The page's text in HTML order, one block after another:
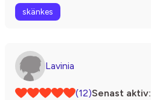
skänkes
Lavinia
(12)Senast aktiv: